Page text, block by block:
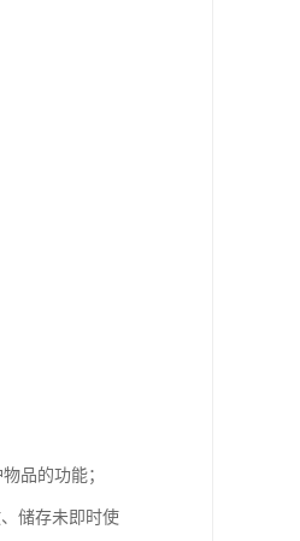
品的功能；
储存未即时使